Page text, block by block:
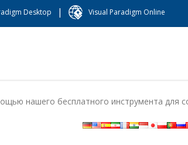
Desktop | Visual Paradigm Online
нашего бесплатного инструмента для